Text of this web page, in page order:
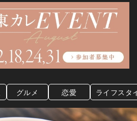
グルメ 恋愛 ライフスタ